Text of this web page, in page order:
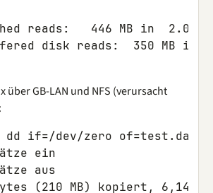
reads:   446 MB in  2.01
über GB-LAN und NFS (verursacht
dd if=/dev/zero of=test.dat
ein
aus